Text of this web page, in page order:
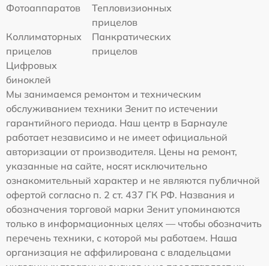
Фотоаппаратов
Тепловизионных
прицелов
Коллиматорных
прицелов
Панкратических
прицелов
Цифровых
биноклей
Мы занимаемся ремонтом и техническим
обслуживанием техники Зенит по истечении
гарантийного периода. Наш центр в Барнауле
работает независимо и не имеет официальной
авторизации от производителя. Цены на ремонт,
указанные на сайте, носят исключительно
ознакомительный характер и не являются публичной
офертой согласно п. 2 ст. 437 ГК РФ. Названия и
обозначения торговой марки Зенит упоминаются
только в информационных целях — чтобы обозначить
перечень техники, с которой мы работаем. Наша
организация не аффилирована с владельцами